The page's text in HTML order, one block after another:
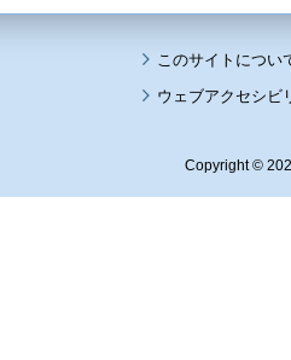
このサイトについ
ウェブアクセシビ
Copyright ©